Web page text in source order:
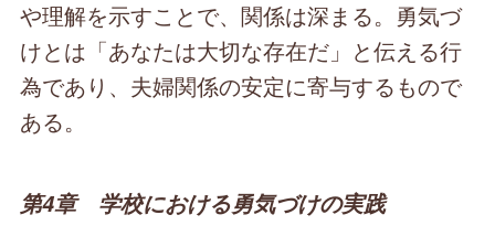
や理解を示すことで、関係は深まる。勇気づ
けとは「あなたは大切な存在だ」と伝える行
為であり、夫婦関係の安定に寄与するもので
ある。
第4章 学校における勇気づけの実践